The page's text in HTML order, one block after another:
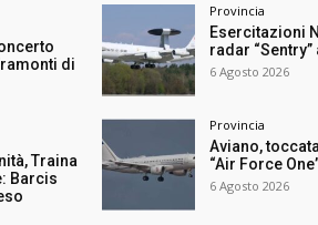
di
Traina
Barcis
Provincia
Esercitazioni
radar “Sentry”
6 Agosto 2026
Provincia
Aviano,
“Air Force
6 Agosto 2026